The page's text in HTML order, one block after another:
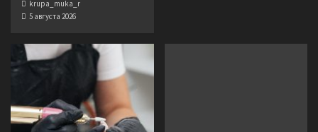
krupa_muka_r
5 августа 2026